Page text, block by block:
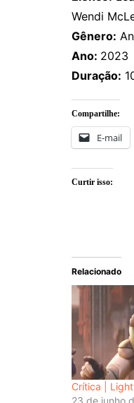
Wendi
Gênero:
Ano: 2023
Duração:
Compartilhe:
E-mail
Curtir isso:
Relacionado
Crítica |
23 de junho